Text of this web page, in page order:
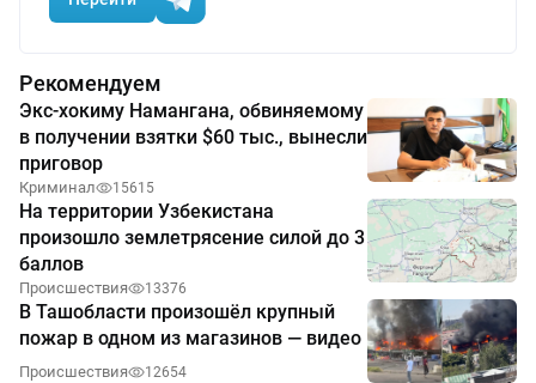
Рекомендуем
Экс-хокиму Намангана, обвиняемому
в получении взятки $60 тыс., вынесли
приговор
Криминал 15615
На территории Узбекистана
произошло землетрясение силой до 3
баллов
Происшествия 13376
В Ташобласти произошёл крупный
пожар в одном из магазинов — видео
Происшествия 12654